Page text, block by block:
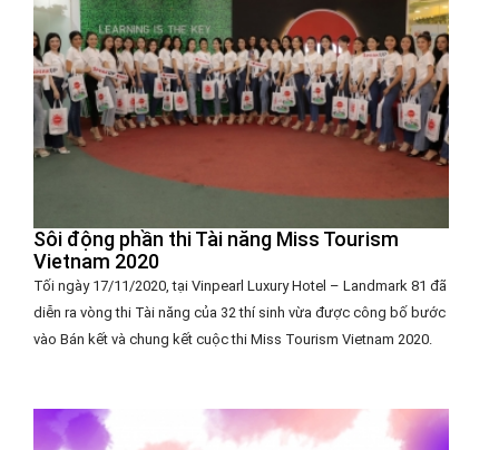
Sôi động phần thi Tài năng Miss Tourism
Vietnam 2020
Tối ngày 17/11/2020, tại Vinpearl Luxury Hotel – Landmark 81 đã
diễn ra vòng thi Tài năng của 32 thí sinh vừa được công bố bước
vào Bán kết và chung kết cuộc thi Miss Tourism Vietnam 2020.